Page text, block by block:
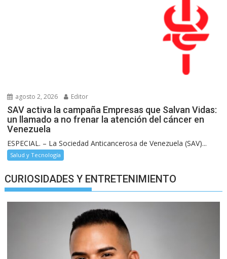
agosto 2, 2026 Editor
SAV activa la campaña Empresas que Salvan Vidas:
un llamado a no frenar la atención del cáncer en
Venezuela
ESPECIAL. – La Sociedad Anticancerosa de Venezuela (SAV)...
Salud y Tecnología
CURIOSIDADES Y ENTRETENIMIENTO